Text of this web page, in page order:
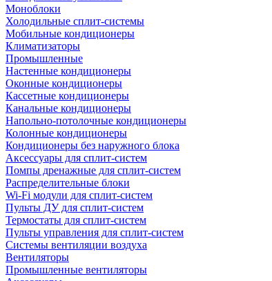
Моноблоки
Холодильные сплит-системы
Мобильные кондиционеры
Климатизаторы
Промышленные
Настенные кондиционеры
Оконные кондиционеры
Кассетные кондиционеры
Канальные кондиционеры
Напольно-потолочные кондиционеры
Колонные кондиционеры
Кондиционеры без наружного блока
Аксессуары для сплит-систем
Помпы дренажные для сплит-систем
Распределительные блоки
Wi-Fi модули для сплит-систем
Пульты ДУ для сплит-систем
Термостаты для сплит-систем
Пульты управления для сплит-систем
Системы вентиляции воздуха
Вентиляторы
Промышленные вентиляторы